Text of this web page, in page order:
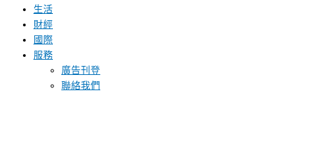
生活
財經
國際
服務
廣告刊登
聯絡我們